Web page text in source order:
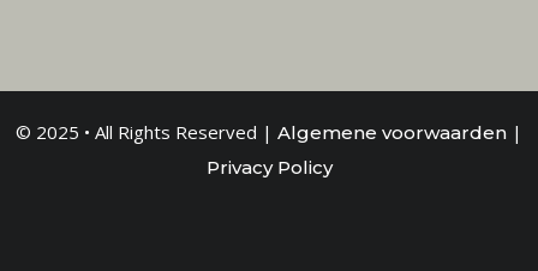
© 2025 • All Rights Reserved | Algemene voorwaarden |
Privacy Policy